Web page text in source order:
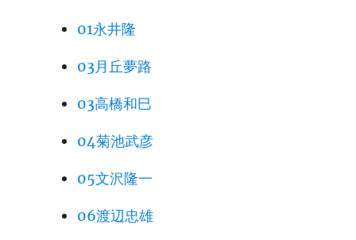
01永井隆
03月丘夢路
03高橋和巳
04菊池武彦
05文沢隆一
06渡辺忠雄